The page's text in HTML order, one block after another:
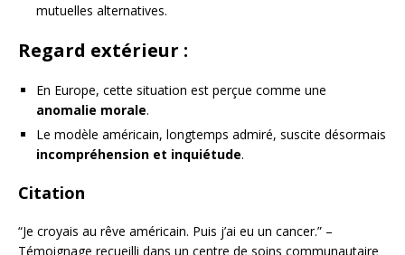
mutuelles alternatives.
Regard extérieur :
En Europe, cette situation est perçue comme une
anomalie morale.
Le modèle américain, longtemps admiré, suscite désormais
incompréhension et inquiétude.
Citation
“Je croyais au rêve américain. Puis j’ai eu un cancer.” –
Témoignage recueilli dans un centre de soins communautaire